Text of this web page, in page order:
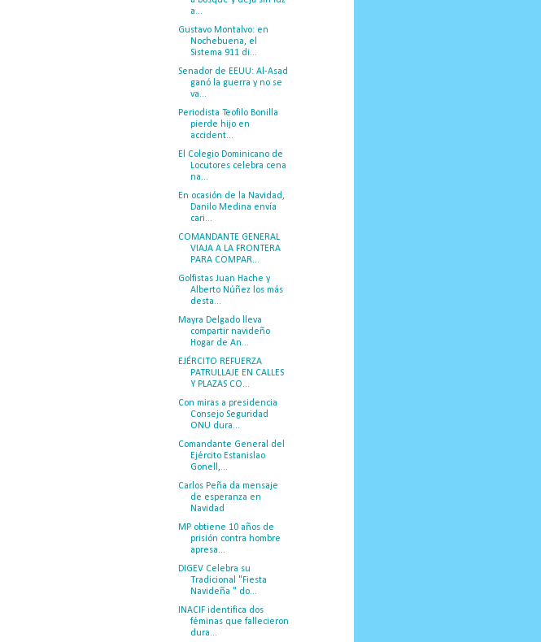
a...
Gustavo Montalvo: en
Nochebuena, el
Sistema 911 di...
Senador de EEUU: Al-Asad
ganó la guerra y no se
va...
Periodista Teofilo Bonilla
pierde hijo en
accident...
El Colegio Dominicano de
Locutores celebra cena
na...
En ocasión de la Navidad,
Danilo Medina envía
cari...
COMANDANTE GENERAL
VIAJA A LA FRONTERA
PARA COMPAR...
Golfistas Juan Hache y
Alberto Núñez los más
desta...
Mayra Delgado lleva
compartir navideño
Hogar de An...
EJÉRCITO REFUERZA
PATRULLAJE EN CALLES
Y PLAZAS CO...
Con miras a presidencia
Consejo Seguridad
ONU dura...
Comandante General del
Ejército Estanislao
Gonell,...
Carlos Peña da mensaje
de esperanza en
Navidad
MP obtiene 10 años de
prisión contra hombre
apresa...
DIGEV Celebra su
Tradicional "Fiesta
Navideña " do...
INACIF identifica dos
féminas que fallecieron
dura...